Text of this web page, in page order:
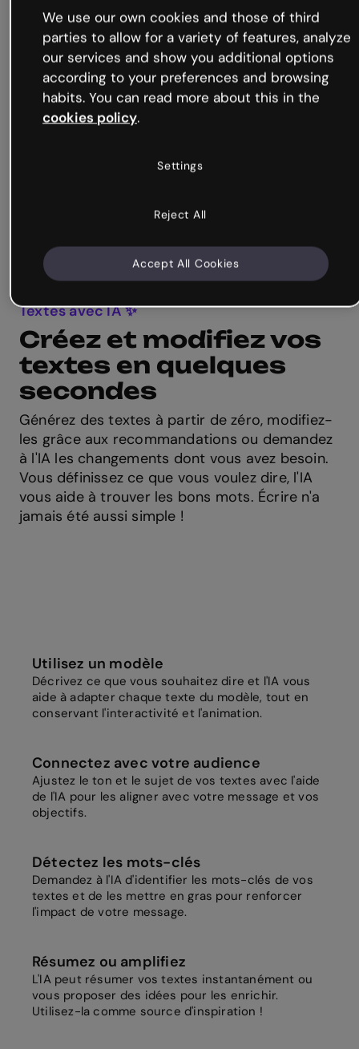
Textes avec IA ✨
Créez et modifiez vos
textes en quelques
secondes
Générez des textes à partir de zéro, modifiez-
les grâce aux recommandations ou demandez
à l'IA les changements dont vous avez besoin.
Vous définissez ce que vous voulez dire, l'IA
vous aide à trouver les bons mots. Écrire n'a
jamais été aussi simple !
Utilisez un modèle
Décrivez ce que vous souhaitez dire et l'IA vous
aide à adapter chaque texte du modèle, tout en
conservant l'interactivité et l'animation.
Connectez avec votre audience
Ajustez le ton et le sujet de vos textes avec l'aide
de l'IA pour les aligner avec votre message et vos
objectifs.
Détectez les mots-clés
Demandez à l'IA d'identifier les mots-clés de vos
textes et de les mettre en gras pour renforcer
l'impact de votre message.
Résumez ou amplifiez
L'IA peut résumer vos textes instantanément ou
vous proposer des idées pour les enrichir.
Utilisez-la comme source d'inspiration !
We use our own cookies and those of third
parties to allow for a variety of features, analyze
our services and show you additional options
according to your preferences and browsing
habits. You can read more about this in the
cookies policy.
Settings
Reject All
Accept All Cookies